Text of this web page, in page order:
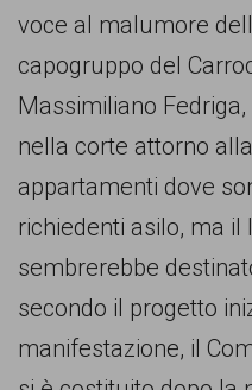
fenomeno
del
razzismo
curato
da
Lunaria
collaborazione
con
voce al malumore
capogruppo del
Massimiliano
nella corte attorno
appartamenti dove
richiedenti asilo, ma il
sembrerebbe
secondo il progetto
manifestazione, il